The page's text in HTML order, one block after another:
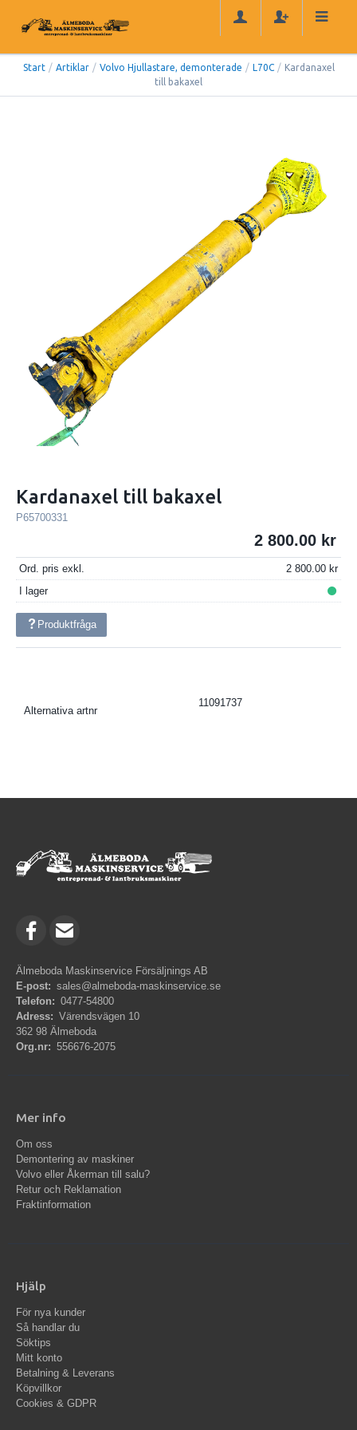
Start / Artiklar / Volvo Hjullastare, demonterade / L70C / Kardanaxel
till bakaxel
Kardanaxel till bakaxel
P65700331
2 800.00
Ord. pris exkl.
2 800.00
I lager
Produktfråga
Alternativa artnr
11091737
Älmeboda Maskinservice Försäljnings AB
E-post: sales@almeboda-maskinservice.se
Telefon: 0477-54800
Adress: Värendsvägen 10
362 98 Älmeboda
Org.nr: 556676-2075
Mer info
Om oss
Demontering av maskiner
Volvo eller Åkerman till salu?
Retur och Reklamation
Fraktinformation
Hjälp
För nya kunder
Så handlar du
Söktips
Mitt konto
Betalning & Leverans
Köpvillkor
Cookies & GDPR